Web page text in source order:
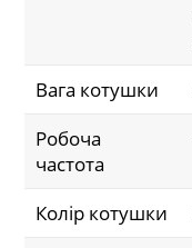
Вага котушки
Робоча
частота
Колір котушки